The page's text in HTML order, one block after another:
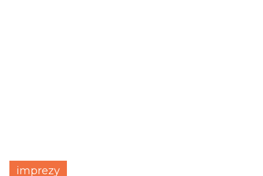
imprezy